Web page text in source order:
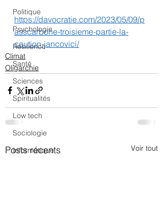
Politique
Psychologie
Résilience
Santé
Sciences
Spiritualités
Low tech
Sociologie
Informatique
https://davocratie.com/2023/05/09/p
asscarbone-troisieme-partie-la-
caution-jancovici/
Climat
Oligarchie
Posts récents Voir tout